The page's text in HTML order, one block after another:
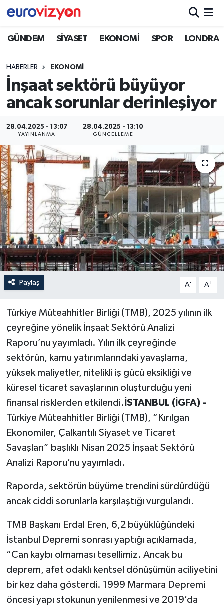
GÜNDEM SİYASET EKONOMİ SPOR LONDRA
HABERLER EKONOMİ
İnşaat sektörü büyüyor
ancak sorunlar derinleşiyor
28.04.2025 - 13:07
YAYINLANMA
28.04.2025 - 13:10
GÜNCELLEME
Paylaş A- A+
Türkiye Müteahhitler Birliği (TMB), 2025 yılının ilk
çeyreğine yönelik İnşaat Sektörü Analizi
Raporu’nu yayımladı. Yılın ilk çeyreğinde
sektörün, kamu yatırımlarındaki yavaşlama,
yüksek maliyetler, nitelikli iş gücü eksikliği ve
küresel ticaret savaşlarının oluşturduğu yeni
finansal risklerden etkilendi. İSTANBUL (İGFA) -
Türkiye Müteahhitler Birliği (TMB), “Kırılgan
Ekonomiler, Çalkantılı Siyaset ve Ticaret
Savaşları” başlıklı Nisan 2025 İnşaat Sektörü
Analizi Raporu’nu yayımladı.
Raporda, sektörün büyüme trendini sürdürdüğü
ancak ciddi sorunlarla karşılaştığı vurgulandı.
TMB Başkanı Erdal Eren, 6,2 büyüklüğündeki
İstanbul Depremi sonrası yaptığı açıklamada,
“Can kaybı olmaması tesellimiz. Ancak bu
deprem, afet odaklı kentsel dönüşümün aciliyetini
bir kez daha gösterdi. 1999 Marmara Depremi
öncesi yapı stokunun yenilenmesi ve 2019’da